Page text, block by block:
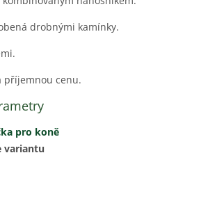
drobnými kamínky.
příjemnou cenu.
pro koně
variantu